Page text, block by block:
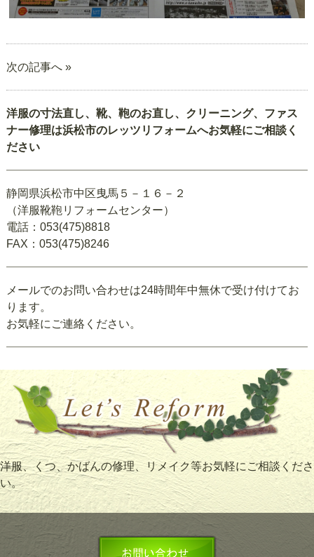
次の記事へ »
洋服の寸法直し、靴、鞄のお直し、クリーニング、ファス
ナー修理は浜松市のレッツリフォームへお気軽にご相談く
ださい
静岡県浜松市中区曳馬５－１６－２
（洋服靴鞄リフォームセンター）
電話：053(475)8818
FAX：053(475)8246
メールでのお問い合わせは24時間年中無休で受け付けてお
ります。
お気軽にご連絡ください。
洋服、くつ、かばんの修理、リメイク等お気軽にご相談くださ
い。